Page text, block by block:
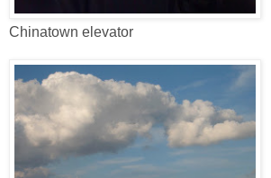
Chinatown elevator